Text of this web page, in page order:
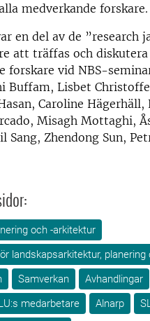
medverkande forskare.
en del av de
att träffas och
forskare vid NBS-
Buffam, Lisbet
Caroline
Misagh Mottaghi,
Sang, Zhendong Sun,
och -arkitektur
landskapsarkitektur, planering
Samverkan Avhandlingar
medarbetare
Alnarp